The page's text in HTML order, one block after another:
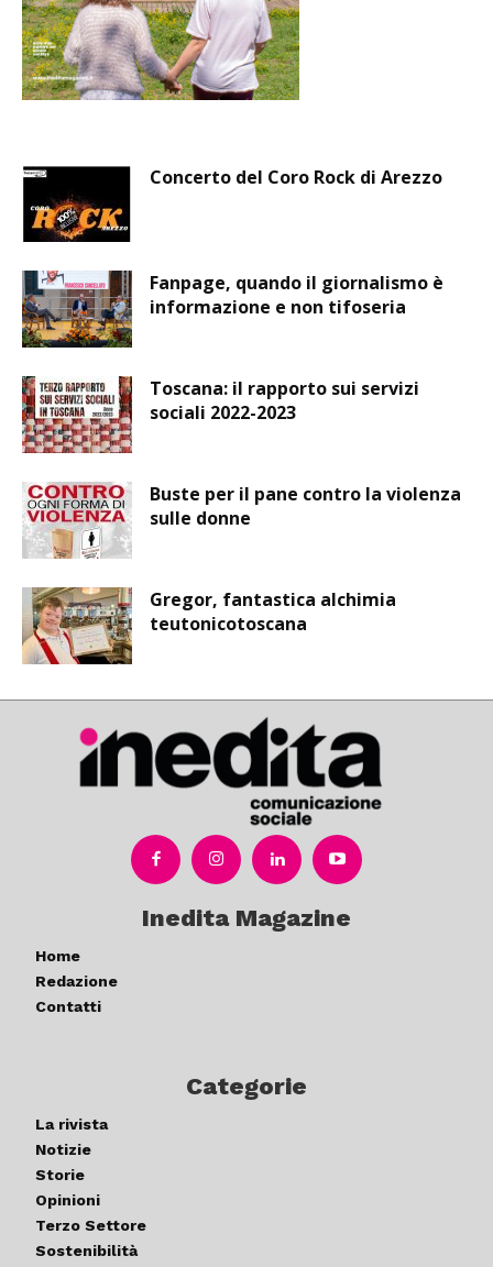
Concerto del Coro Rock di Arezzo
Fanpage, quando il giornalismo è
informazione e non tifoseria
Toscana: il rapporto sui servizi
sociali 2022-2023
Buste per il pane contro la violenza
sulle donne
Gregor, fantastica alchimia
teutonicotoscana
Inedita Magazine
Home
Redazione
Contatti
Categorie
La rivista
Notizie
Storie
Opinioni
Terzo Settore
Sostenibilità